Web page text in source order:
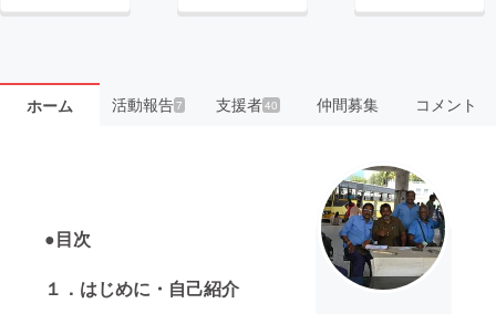
ホーム 活動報告7 支援者40 仲間募集 コメント
●目次
１．はじめに・自己紹介